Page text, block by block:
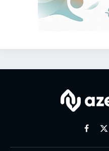
Facebook
X